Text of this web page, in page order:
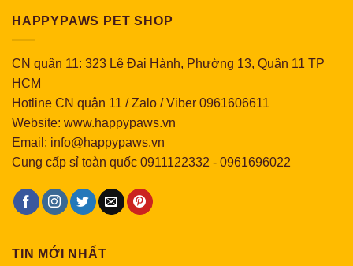
HAPPYPAWS PET SHOP
CN quận 11: 323 Lê Đại Hành, Phường 13, Quận 11 TP
HCM
Hotline CN quận 11 / Zalo / Viber 0961606611
Website: www.happypaws.vn
Email: info@happypaws.vn
Cung cấp sỉ toàn quốc 0911122332 - 0961696022
TIN MỚI NHẤT